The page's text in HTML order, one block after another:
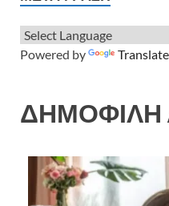
Powered by Translate
ΔΗΜΟΦΙΛΗ